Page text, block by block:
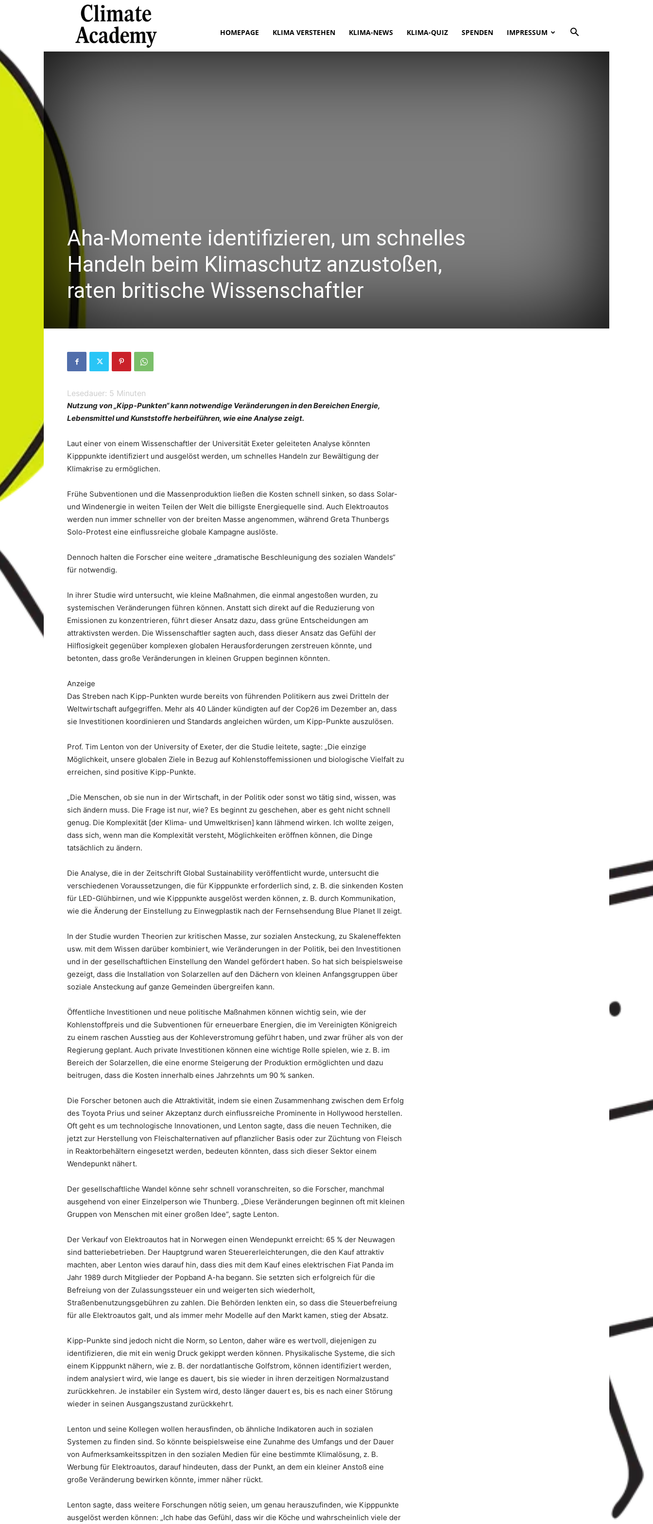
HOMEPAGE KLIMA VERSTEHEN KLIMA-NEWS KLIMA-QUIZ SPENDEN IMPRESSUM
Aha-Momente identifizieren, um schnelles
Handeln beim Klimaschutz anzustoßen,
raten britische Wissenschaftler
Lesedauer: 5 Minuten
Nutzung von „Kipp-Punkten“ kann notwendige Veränderungen in den Bereichen Energie,
Lebensmittel und Kunststoffe herbeiführen, wie eine Analyse zeigt.
Laut einer von einem Wissenschaftler der Universität Exeter geleiteten Analyse könnten
Kipppunkte identifiziert und ausgelöst werden, um schnelles Handeln zur Bewältigung der
Klimakrise zu ermöglichen.
Frühe Subventionen und die Massenproduktion ließen die Kosten schnell sinken, so dass Solar-
und Windenergie in weiten Teilen der Welt die billigste Energiequelle sind. Auch Elektroautos
werden nun immer schneller von der breiten Masse angenommen, während Greta Thunbergs
Solo-Protest eine einflussreiche globale Kampagne auslöste.
Dennoch halten die Forscher eine weitere „dramatische Beschleunigung des sozialen Wandels“
für notwendig.
In ihrer Studie wird untersucht, wie kleine Maßnahmen, die einmal angestoßen wurden, zu
systemischen Veränderungen führen können. Anstatt sich direkt auf die Reduzierung von
Emissionen zu konzentrieren, führt dieser Ansatz dazu, dass grüne Entscheidungen am
attraktivsten werden. Die Wissenschaftler sagten auch, dass dieser Ansatz das Gefühl der
Hilflosigkeit gegenüber komplexen globalen Herausforderungen zerstreuen könnte, und
betonten, dass große Veränderungen in kleinen Gruppen beginnen könnten.
Anzeige
Das Streben nach Kipp-Punkten wurde bereits von führenden Politikern aus zwei Dritteln der
Weltwirtschaft aufgegriffen. Mehr als 40 Länder kündigten auf der Cop26 im Dezember an, dass
sie Investitionen koordinieren und Standards angleichen würden, um Kipp-Punkte auszulösen.
Prof. Tim Lenton von der University of Exeter, der die Studie leitete, sagte: „Die einzige
Möglichkeit, unsere globalen Ziele in Bezug auf Kohlenstoffemissionen und biologische Vielfalt zu
erreichen, sind positive Kipp-Punkte.
„Die Menschen, ob sie nun in der Wirtschaft, in der Politik oder sonst wo tätig sind, wissen, was
sich ändern muss. Die Frage ist nur, wie? Es beginnt zu geschehen, aber es geht nicht schnell
genug. Die Komplexität [der Klima- und Umweltkrisen] kann lähmend wirken. Ich wollte zeigen,
dass sich, wenn man die Komplexität versteht, Möglichkeiten eröffnen können, die Dinge
tatsächlich zu ändern.
Die Analyse, die in der Zeitschrift Global Sustainability veröffentlicht wurde, untersucht die
verschiedenen Voraussetzungen, die für Kipppunkte erforderlich sind, z. B. die sinkenden Kosten
für LED-Glühbirnen, und wie Kipppunkte ausgelöst werden können, z. B. durch Kommunikation,
wie die Änderung der Einstellung zu Einwegplastik nach der Fernsehsendung Blue Planet II zeigt.
In der Studie wurden Theorien zur kritischen Masse, zur sozialen Ansteckung, zu Skaleneffekten
usw. mit dem Wissen darüber kombiniert, wie Veränderungen in der Politik, bei den Investitionen
und in der gesellschaftlichen Einstellung den Wandel gefördert haben. So hat sich beispielsweise
gezeigt, dass die Installation von Solarzellen auf den Dächern von kleinen Anfangsgruppen über
soziale Ansteckung auf ganze Gemeinden übergreifen kann.
Öffentliche Investitionen und neue politische Maßnahmen können wichtig sein, wie der
Kohlenstoffpreis und die Subventionen für erneuerbare Energien, die im Vereinigten Königreich
zu einem raschen Ausstieg aus der Kohleverstromung geführt haben, und zwar früher als von der
Regierung geplant. Auch private Investitionen können eine wichtige Rolle spielen, wie z. B. im
Bereich der Solarzellen, die eine enorme Steigerung der Produktion ermöglichten und dazu
beitrugen, dass die Kosten innerhalb eines Jahrzehnts um 90 % sanken.
Die Forscher betonen auch die Attraktivität, indem sie einen Zusammenhang zwischen dem Erfolg
des Toyota Prius und seiner Akzeptanz durch einflussreiche Prominente in Hollywood herstellen.
Oft geht es um technologische Innovationen, und Lenton sagte, dass die neuen Techniken, die
jetzt zur Herstellung von Fleischalternativen auf pflanzlicher Basis oder zur Züchtung von Fleisch
in Reaktorbehältern eingesetzt werden, bedeuten könnten, dass sich dieser Sektor einem
Wendepunkt nähert.
Der gesellschaftliche Wandel könne sehr schnell voranschreiten, so die Forscher, manchmal
ausgehend von einer Einzelperson wie Thunberg. „Diese Veränderungen beginnen oft mit kleinen
Gruppen von Menschen mit einer großen Idee“, sagte Lenton.
Der Verkauf von Elektroautos hat in Norwegen einen Wendepunkt erreicht: 65 % der Neuwagen
sind batteriebetrieben. Der Hauptgrund waren Steuererleichterungen, die den Kauf attraktiv
machten, aber Lenton wies darauf hin, dass dies mit dem Kauf eines elektrischen Fiat Panda im
Jahr 1989 durch Mitglieder der Popband A-ha begann. Sie setzten sich erfolgreich für die
Befreiung von der Zulassungssteuer ein und weigerten sich wiederholt,
Straßenbenutzungsgebühren zu zahlen. Die Behörden lenkten ein, so dass die Steuerbefreiung
für alle Elektroautos galt, und als immer mehr Modelle auf den Markt kamen, stieg der Absatz.
Kipp-Punkte sind jedoch nicht die Norm, so Lenton, daher wäre es wertvoll, diejenigen zu
identifizieren, die mit ein wenig Druck gekippt werden können. Physikalische Systeme, die sich
einem Kipppunkt nähern, wie z. B. der nordatlantische Golfstrom, können identifiziert werden,
indem analysiert wird, wie lange es dauert, bis sie wieder in ihren derzeitigen Normalzustand
zurückkehren. Je instabiler ein System wird, desto länger dauert es, bis es nach einer Störung
wieder in seinen Ausgangszustand zurückkehrt.
Lenton und seine Kollegen wollen herausfinden, ob ähnliche Indikatoren auch in sozialen
Systemen zu finden sind. So könnte beispielsweise eine Zunahme des Umfangs und der Dauer
von Aufmerksamkeitsspitzen in den sozialen Medien für eine bestimmte Klimalösung, z. B.
Werbung für Elektroautos, darauf hindeuten, dass der Punkt, an dem ein kleiner Anstoß eine
große Veränderung bewirken könnte, immer näher rückt.
Lenton sagte, dass weitere Forschungen nötig seien, um genau herauszufinden, wie Kipppunkte
ausgelöst werden können: „Ich habe das Gefühl, dass wir die Köche und wahrscheinlich viele der